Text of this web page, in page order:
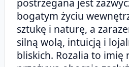
postrzegana jest
bogatym życiu
sztukę i naturę, a
silną wolą, intuicją i
bliskich. Rozalia to imię